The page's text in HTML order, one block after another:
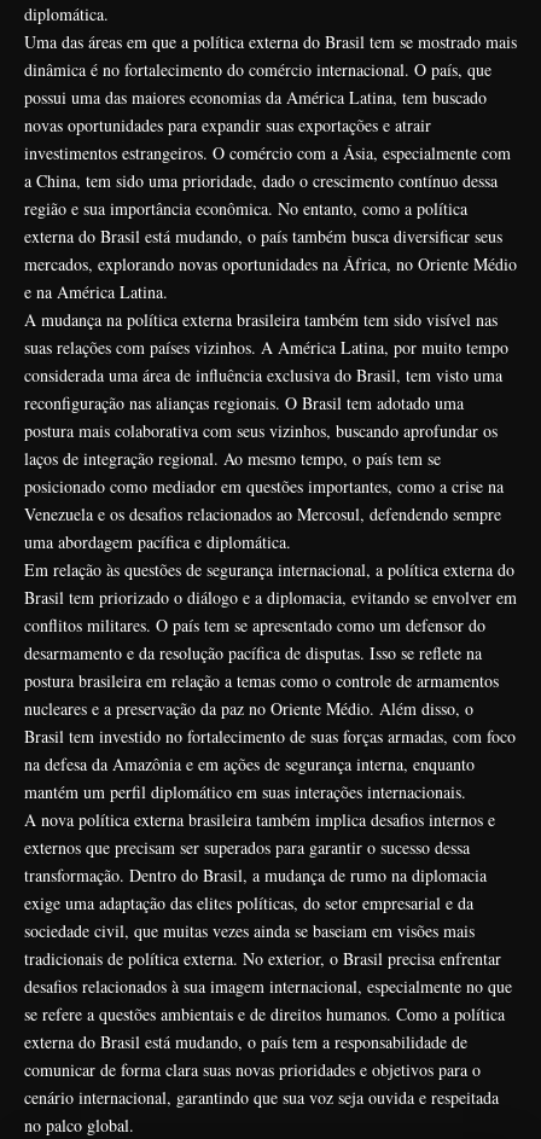
diplomática.
Uma das áreas em que a política externa do Brasil tem se mostrado mais
dinâmica é no fortalecimento do comércio internacional. O país, que
possui uma das maiores economias da América Latina, tem buscado
novas oportunidades para expandir suas exportações e atrair
investimentos estrangeiros. O comércio com a Ásia, especialmente com
a China, tem sido uma prioridade, dado o crescimento contínuo dessa
região e sua importância econômica. No entanto, como a política
externa do Brasil está mudando, o país também busca diversificar seus
mercados, explorando novas oportunidades na África, no Oriente Médio
e na América Latina.
A mudança na política externa brasileira também tem sido visível nas
suas relações com países vizinhos. A América Latina, por muito tempo
considerada uma área de influência exclusiva do Brasil, tem visto uma
reconfiguração nas alianças regionais. O Brasil tem adotado uma
postura mais colaborativa com seus vizinhos, buscando aprofundar os
laços de integração regional. Ao mesmo tempo, o país tem se
posicionado como mediador em questões importantes, como a crise na
Venezuela e os desafios relacionados ao Mercosul, defendendo sempre
uma abordagem pacífica e diplomática.
Em relação às questões de segurança internacional, a política externa do
Brasil tem priorizado o diálogo e a diplomacia, evitando se envolver em
conflitos militares. O país tem se apresentado como um defensor do
desarmamento e da resolução pacífica de disputas. Isso se reflete na
postura brasileira em relação a temas como o controle de armamentos
nucleares e a preservação da paz no Oriente Médio. Além disso, o
Brasil tem investido no fortalecimento de suas forças armadas, com foco
na defesa da Amazônia e em ações de segurança interna, enquanto
mantém um perfil diplomático em suas interações internacionais.
A nova política externa brasileira também implica desafios internos e
externos que precisam ser superados para garantir o sucesso dessa
transformação. Dentro do Brasil, a mudança de rumo na diplomacia
exige uma adaptação das elites políticas, do setor empresarial e da
sociedade civil, que muitas vezes ainda se baseiam em visões mais
tradicionais de política externa. No exterior, o Brasil precisa enfrentar
desafios relacionados à sua imagem internacional, especialmente no que
se refere a questões ambientais e de direitos humanos. Como a política
externa do Brasil está mudando, o país tem a responsabilidade de
comunicar de forma clara suas novas prioridades e objetivos para o
cenário internacional, garantindo que sua voz seja ouvida e respeitada
no palco global.